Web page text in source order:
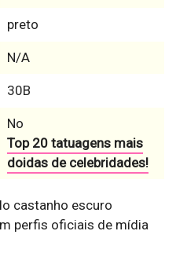
preto
N/A
30B
No
Top 20 tatuagens mais
doidas de celebridades!
castanho escuro
perfis oficiais de mídia